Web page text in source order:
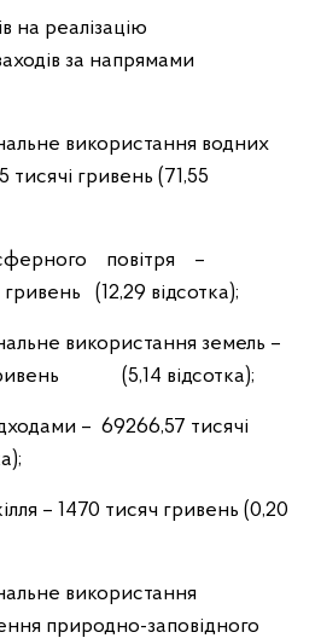
реалізацію
за напрямами
використання водних
тисячі гривень (71,55
повітря –
(12,29 відсотка);
використання земель –
(5,14 відсотка);
– 69266,57 тисячі
– 1470 тисяч гривень (0,20
використання
природно-заповідного